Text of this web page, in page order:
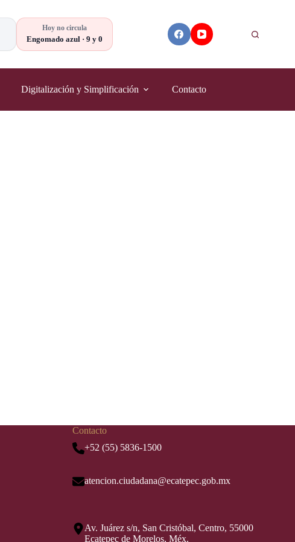
Hoy no circula
Engomado azul · 9 y 0
Digitalización y Simplificación Contacto
Contacto
+52 (55) 5836-1500
atencion.ciudadana@ecatepec.gob.mx
Av. Juárez s/n, San Cristóbal, Centro, 55000
Ecatepec de Morelos, Méx.